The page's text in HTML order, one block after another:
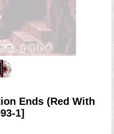
Ends (Red With
1]